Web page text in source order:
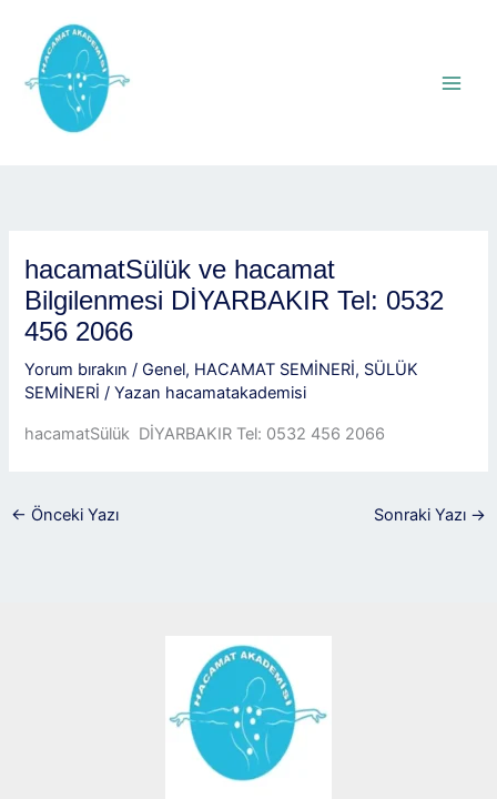
hacamatSülük ve hacamat
Bilgilenmesi DİYARBAKIR Tel: 0532
456 2066
Yorum bırakın /Genel, HACAMAT SEMİNERİ, SÜLÜK
SEMİNERİ / Yazan hacamatakademisi
hacamatSülük DİYARBAKIR Tel: 0532 456 2066
← Önceki Yazı Sonraki Yazı →